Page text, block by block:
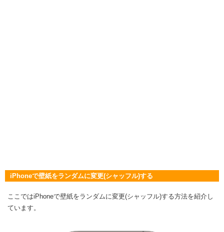
iPhoneで壁紙をランダムに変更(シャッフル)する
ここではiPhoneで壁紙をランダムに変更(シャッフル)する方法を紹介し
ています。